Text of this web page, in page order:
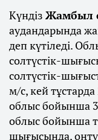
Күндіз Жамбыл
аудандарында
деп күтіледі.
солтүстік-
солтүстік-
м/с, кей
облыс бойынша
облыс бойынша
шығысында,